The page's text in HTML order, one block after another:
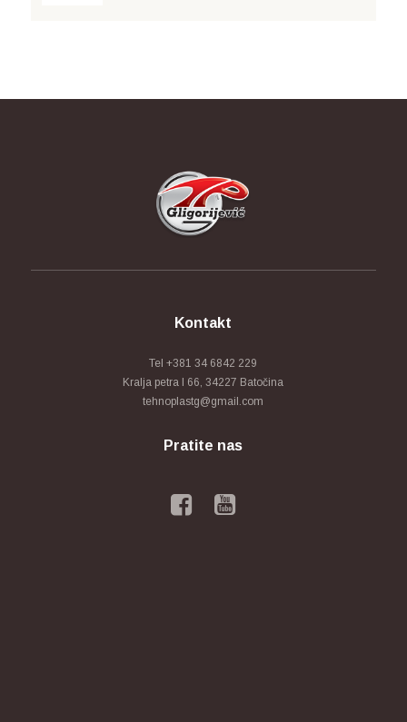
Kontakt
Tel +381 34 6842 229
Kralja petra I 66, 34227 Batočina
tehnoplastg@gmail.com
Pratite nas